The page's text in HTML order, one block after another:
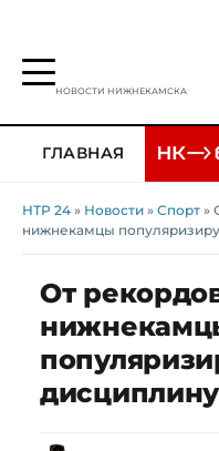
НОВОСТИ НИЖНЕКАМСКА
ГЛАВНАЯ
НТР 24 » Новости » Спорт »
нижнекамцы
От